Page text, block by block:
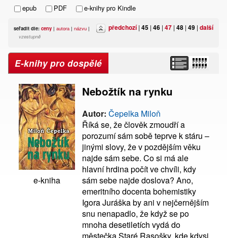
epub PDF e-knihy pro Kindle
předchozí| 45 | 46 | 47 | 48 | 49 | další
seřadit dle: ceny | autora | názvu |
vzestupně
E-knihy pro dospělé
e-kniha
Nebožtík na rynku
Autor: Čepelka Miloň
Říká se, že člověk zmoudří a
porozumí sám sobě teprve k stáru –
jinými slovy, že v pozdějším věku
najde sám sebe. Co si má ale
hlavní hrdina počít ve chvíli, kdy
sám sebe najde doslova? Ano,
emeritního docenta bohemistiky
Igora Juráška by ani v nejčernějším
snu nenapadlo, že když se po
mnoha desetiletích vydá do
městečka Staré Rasošky, kde kdysi